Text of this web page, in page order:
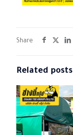
Share
Related posts